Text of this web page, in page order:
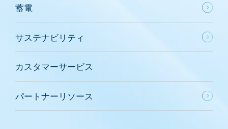
蓄電
サステナビリティ
カスタマーサービス
パートナーリソース